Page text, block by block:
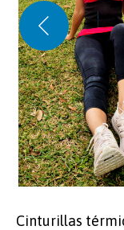
Cinturillas